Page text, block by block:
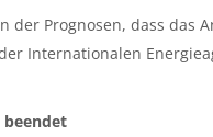
der Prognosen, dass das
Internationalen
beendet